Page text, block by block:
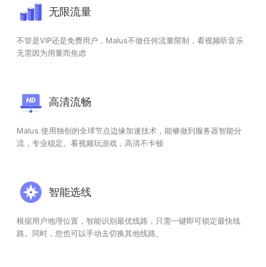
无限流量
不管是VIP还是免费用户，Malus不做任何流量限制，看视频听音乐
无需因为用量而焦虑
高清流畅
Malus 使用独创的全球节点边缘加速技术，能够做到服务器智能分
流，专业稳定。看视频玩游戏，高清不卡顿
智能选线
根据用户地理位置，智能识别最优线路，只需一键即可锁定最快线
路。同时，您也可以手动去切换其他线路。